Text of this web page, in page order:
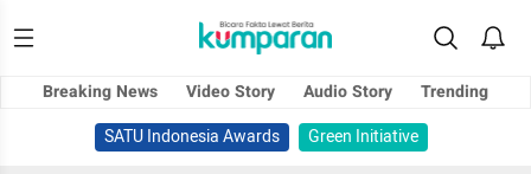
Breaking News Video Story Audio Story
Trending
SATU Indonesia Awards
Green Initiative